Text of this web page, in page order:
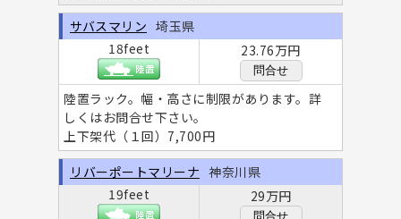
18feet 23.76万円
問合せ
陸置ラック。幅・高さに制限があります。詳
しくはお問合せ下さい。
上下架代（１回）7,700円
サバスマリン 埼玉県
19feet 29万円
問合せ
リバーポートマリーナ 神奈川県